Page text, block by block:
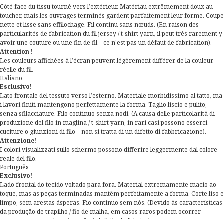
Côté face du tissu tourné vers l’extérieur. Matériau extrêmement doux au
toucher, mais les ouvrages terminés gardent parfaitement leur forme. Coupe
nette et lisse sans effilochage. Fil continu sans nœuds. (En raison des
particularités de fabrication du fil jersey / t-shirt yarn, il peut très rarement y
avoir une couture ou une fin de fil – ce n’est pas un défaut de fabrication).
Attention !
Les couleurs affichées à l’écran peuvent légèrement différer de la couleur
réelle du fil.
Italiano
Esclusivo!
Lato frontale del tessuto verso l’esterno. Materiale morbidissimo al tatto, ma
i lavori finiti mantengono perfettamente la forma. Taglio liscio e pulito,
senza sfilacciature. Filo continuo senza nodi. (A causa delle particolarità di
produzione del filo in maglina / t-shirt yarn, in rari casi possono esserci
cuciture o giunzioni di filo – non si tratta di un difetto di fabbricazione).
Attenzione!
I colori visualizzati sullo schermo possono differire leggermente dal colore
reale del filo.
Português
Exclusivo!
Lado frontal do tecido voltado para fora. Material extremamente macio ao
toque, mas as peças terminadas mantêm perfeitamente a forma. Corte liso e
limpo, sem arestas ásperas. Fio contínuo sem nós. (Devido às características
da produção de trapilho / fio de malha, em casos raros podem ocorrer